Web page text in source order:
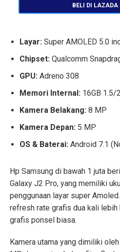
BELI DI LAZADA
Layar: Super AMOLED 5.0
Chipset: Qualcomm
GPU: Adreno 308
Memori Internal: 16GB 1.5/
Kamera Belakang: 8 MP
Kamera Depan: 5 MP
OS & Baterai: Android 7.1
Hp Samsung di bawah 1 juta
Galaxy J2 Pro, yang memiliki
penggunaan layar super
refresh rate grafis dua kali lebih
grafis ponsel biasa.
Kamera utama yang dimiliki